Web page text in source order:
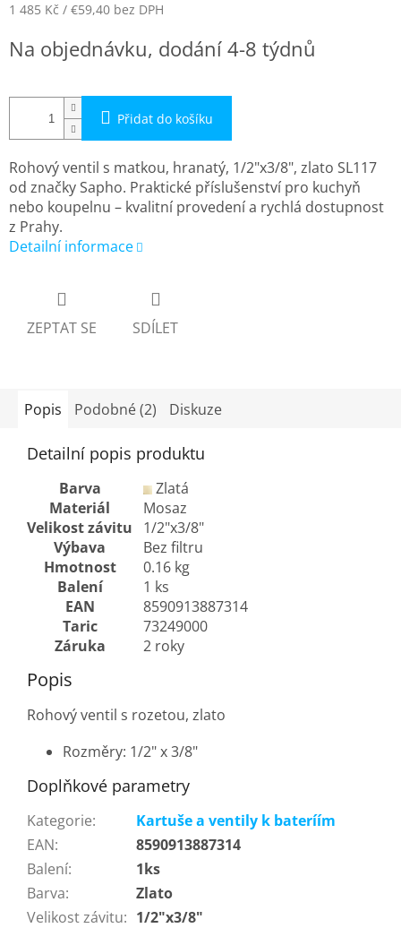
1 485 Kč / €59,40 bez DPH
cena:
Na objednávku, dodání 4-8 týdnů
Přidat do košíku
Rohový ventil s matkou, hranatý, 1/2"x3/8", zlato SL117
od značky Sapho. Praktické příslušenství pro kuchyň
nebo koupelnu – kvalitní provedení a rychlá dostupnost
z Prahy.
Detailní informace
ZEPTAT SE SDÍLET
Popis Podobné (2) Diskuze
Detailní popis produktu
Barva
Zlatá
Materiál
Mosaz
Velikost závitu
1/2"x3/8"
Výbava
Bez filtru
Hmotnost
0.16 kg
Balení
1 ks
EAN
8590913887314
Taric
73249000
Záruka
2 roky
Popis
Rohový ventil s rozetou, zlato
Rozměry: 1/2" x 3/8"
Doplňkové parametry
Kategorie:
Kartuše a ventily k bateríím
EAN:
8590913887314
Balení:
1ks
Barva:
Zlato
Velikost závitu: 1/2"x3/8"